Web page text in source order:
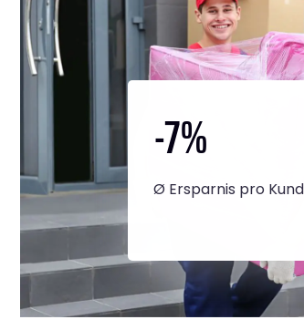
-7%
Ø Ersparnis pro